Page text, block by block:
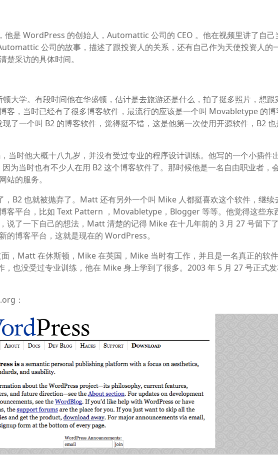
他是 WordPress 的创始人，Automattic 公司的 CEO 。他在视频里讲了自己
公司的故事，描述了跟投资人的关系，还有自己作为天使投资人的
楚采访的具体时间。
大学。有段时间他在华盛顿，估计是去旅游还是什么，拍了挺多照片，想跟
客，当时已经有了很多博客软件，最流行的应该是一个叫 Movabletype 的博
了一个叫 B2 的博客软件，觉得挺不错，这是他第一次使用开源软件，B2
当时他大概十八九岁，并没有受过专业的程序设计训练。他写的一个小插件
为当时也有不少人在用 B2 这个博客软件了。那时候他是一名自由职业者，
站的服务。
，B2 也就被抛弃了。Matt 还有另外一个叫 Mike 人都挺喜欢这个软件，继续
客平台，比如 Text Pattern ，Movabletype，Blogger 等等。他觉得这些东
说了一下自己的想法，Matt 清楚的记得 Mike 在十几年前的 3 月 27 号留下
的博客平台，这就是现在的 WordPress。
，Matt 在休斯顿，Mike 在英国，Mike 当时有工作，并且是一名真正的软
也没受过专业训练，他在 Mike 身上学到了很多。2003 年 5 月 27 号正式
：